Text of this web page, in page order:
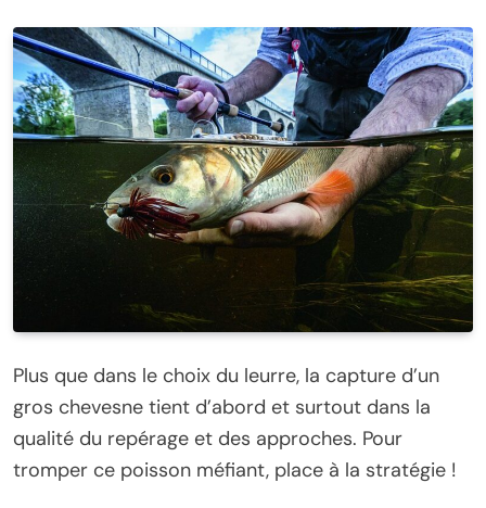
Plus que dans le choix du leurre, la capture d’un
gros chevesne tient d’abord et surtout dans la
qualité du repérage et des approches. Pour
tromper ce poisson méfiant, place à la stratégie !